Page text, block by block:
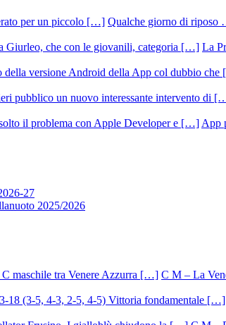
Qualche giorno di riposo
La
App
27
2025/2026
C M – La